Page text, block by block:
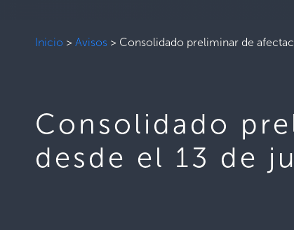
Inicio > Avisos > Consolidado preliminar de
Consolidado
desde el 13 de